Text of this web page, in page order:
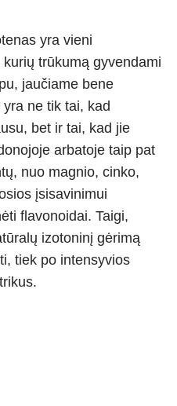
yra vieni
trūkumą gyvendami
jaučiame bene
ne tik tai, kad
bet ir tai, kad jie
arbatoje taip pat
nuo magnio, cinko,
įsisavinimui
flavonoidai. Taigi,
izotoninį gėrimą
tiek po intensyvios